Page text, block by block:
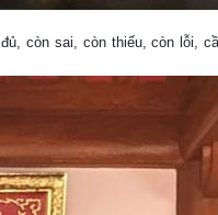
còn sai, còn thiếu, còn lỗi,